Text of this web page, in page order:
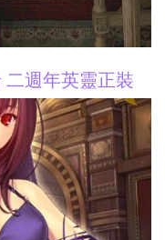
週年英靈正裝